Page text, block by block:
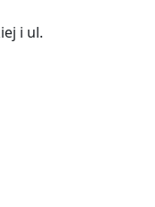
i ul.